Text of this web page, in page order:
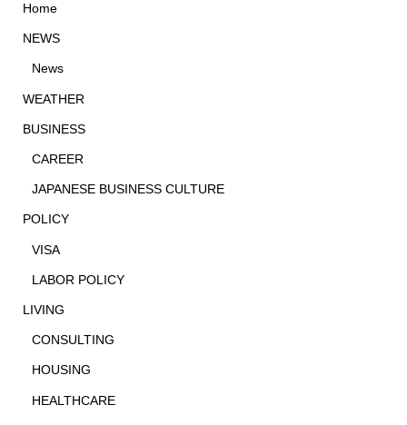
Home
NEWS
News
WEATHER
BUSINESS
CAREER
JAPANESE BUSINESS CULTURE
POLICY
VISA
LABOR POLICY
LIVING
CONSULTING
HOUSING
HEALTHCARE